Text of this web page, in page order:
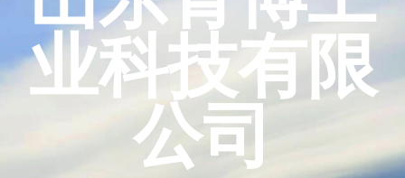
业科技有限
公司